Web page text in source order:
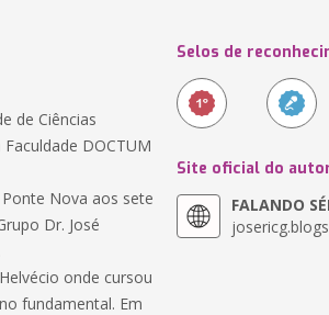
de Ciências
DOCTUM
Nova aos sete
Dr. José
onde cursou
fundamental. Em
Selos de
Site oficial do
FALANDO